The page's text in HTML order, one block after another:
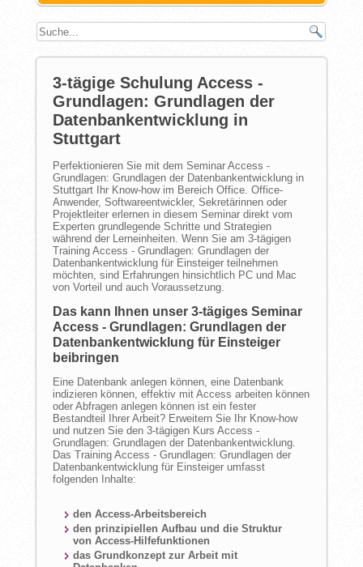
3-tägige Schulung Access -
Grundlagen: Grundlagen der
Datenbankentwicklung in
Stuttgart
Perfektionieren Sie mit dem Seminar Access -
Grundlagen: Grundlagen der Datenbankentwicklung in
Stuttgart Ihr Know-how im Bereich Office. Office-
Anwender, Softwareentwickler, Sekretärinnen oder
Projektleiter erlernen in diesem Seminar direkt vom
Experten grundlegende Schritte und Strategien
während der Lerneinheiten. Wenn Sie am 3-tägigen
Training Access - Grundlagen: Grundlagen der
Datenbankentwicklung für Einsteiger teilnehmen
möchten, sind Erfahrungen hinsichtlich PC und Mac
von Vorteil und auch Voraussetzung.
Das kann Ihnen unser 3-tägiges Seminar
Access - Grundlagen: Grundlagen der
Datenbankentwicklung für Einsteiger
beibringen
Eine Datenbank anlegen können, eine Datenbank
indizieren können, effektiv mit Access arbeiten können
oder Abfragen anlegen können ist ein fester
Bestandteil Ihrer Arbeit? Erweitern Sie Ihr Know-how
und nutzen Sie den 3-tägigen Kurs Access -
Grundlagen: Grundlagen der Datenbankentwicklung.
Das Training Access - Grundlagen: Grundlagen der
Datenbankentwicklung für Einsteiger umfasst
folgenden Inhalte:
den Access-Arbeitsbereich
den prinzipiellen Aufbau und die Struktur
von Access-Hilfefunktionen
das Grundkonzept zur Arbeit mit